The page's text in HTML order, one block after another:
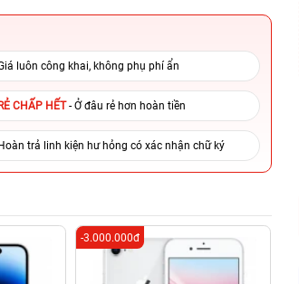
luôn công khai, không phụ phí ẩn
RẺ CHẤP HẾT- Ở đâu rẻ hơn hoàn tiền
Hoàn trả linh kiện hư hỏng có xác nhận chữ ký
-3.000.000đ -